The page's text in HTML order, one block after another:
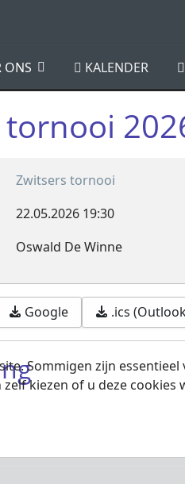
ONS KALENDER
Zwitsers tornooi
22.05.2026 19:30
Oswald De Winne
Google .ics
Sommigen zijn
kiezen of u deze